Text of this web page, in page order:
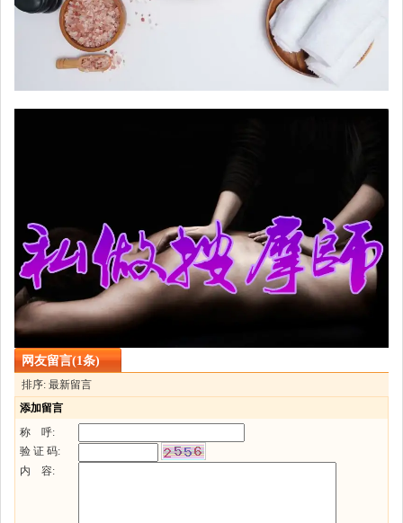
网友留言(1条)
排序: 最新留言
添加留言
称 呼:
验 证 码:
内 容: